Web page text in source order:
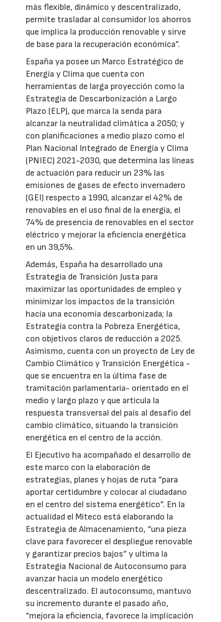
más flexible, dinámico y descentralizado,
permite trasladar al consumidor los ahorros
que implica la producción renovable y sirve
de base para la recuperación económica”.
España ya posee un Marco Estratégico de
Energía y Clima que cuenta con
herramientas de larga proyección como la
Estrategia de Descarbonización a Largo
Plazo (ELP), que marca la senda para
alcanzar la neutralidad climática a 2050; y
con planificaciones a medio plazo como el
Plan Nacional Integrado de Energía y Clima
(PNIEC) 2021-2030, que determina las líneas
de actuación para reducir un 23% las
emisiones de gases de efecto invernadero
(GEI) respecto a 1990, alcanzar el 42% de
renovables en el uso final de la energía, el
74% de presencia de renovables en el sector
eléctrico y mejorar la eficiencia energética
en un 39,5%.
Además, España ha desarrollado una
Estrategia de Transición Justa para
maximizar las oportunidades de empleo y
minimizar los impactos de la transición
hacia una economía descarbonizada; la
Estrategia contra la Pobreza Energética,
con objetivos claros de reducción a 2025.
Asimismo, cuenta con un proyecto de Ley de
Cambio Climático y Transición Energética -
que se encuentra en la última fase de
tramitación parlamentaria- orientado en el
medio y largo plazo y que articula la
respuesta transversal del país al desafío del
cambio climático, situando la transición
energética en el centro de la acción.
El Ejecutivo ha acompañado el desarrollo de
este marco con la elaboración de
estrategias, planes y hojas de ruta “para
aportar certidumbre y colocar al ciudadano
en el centro del sistema energético”. En la
actualidad el Miteco está elaborando la
Estrategia de Almacenamiento, “una pieza
clave para favorecer el despliegue renovable
y garantizar precios bajos” y ultima la
Estrategia Nacional de Autoconsumo para
avanzar hacia un modelo energético
descentralizado. El autoconsumo, mantuvo
su incremento durante el pasado año,
“mejora la eficiencia, favorece la implicación